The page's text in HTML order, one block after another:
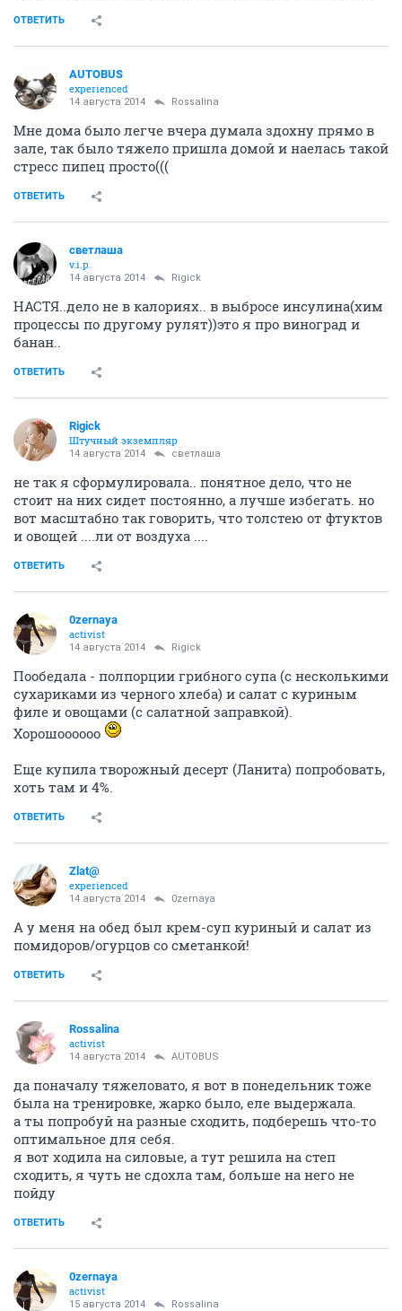
ОТВЕТИТЬ
AUTOBUS
experienced
14 августа 2014 Rossalina
Мне дома было легче вчера думала здохну прямо в
зале, так было тяжело пришла домой и наелась такой
стресс пипец просто(((
ОТВЕТИТЬ
светлаша
v.i.p.
14 августа 2014 Rigick
НАСТЯ..дело не в калориях.. в выбросе инсулина(хим
процессы по другому рулят))это я про виноград и
банан..
ОТВЕТИТЬ
Rigick
Штучный экземпляр
14 августа 2014 светлаша
не так я сформулировала.. понятное дело, что не
стоит на них сидет постоянно, а лучше избегать. но
вот масштабно так говорить, что толстею от фтуктов
и овощей ....ли от воздуха ....
ОТВЕТИТЬ
0zernaya
activist
14 августа 2014 Rigick
Пообедала - полпорции грибного супа (с несколькими
сухариками из черного хлеба) и салат с куриным
филе и овощами (с салатной заправкой).
Хорошоооооо
Еще купила творожный десерт (Ланита) попробовать,
хоть там и 4%.
ОТВЕТИТЬ
Zlat@
experienced
14 августа 2014 0zernaya
А у меня на обед был крем-суп куриный и салат из
помидоров/огурцов со сметанкой!
ОТВЕТИТЬ
Rossalina
activist
14 августа 2014 AUTOBUS
да поначалу тяжеловато, я вот в понедельник тоже
была на тренировке, жарко было, еле выдержала.
а ты попробуй на разные сходить, подберешь что-то
оптимальное для себя.
я вот ходила на силовые, а тут решила на степ
сходить, я чуть не сдохла там, больше на него не
пойду
ОТВЕТИТЬ
0zernaya
activist
15 августа 2014 Rossalina